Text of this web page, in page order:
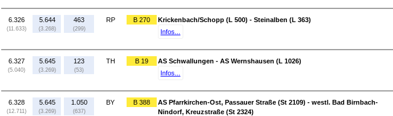
6.326
(11.633)
5.644
(3.268)
463
(299)
RP B 270
Krickenbach/Schopp (L 500) - Steinalben (L 363)
Infos...
6.327
(5.040)
5.645
(3.269)
123
(53)
TH B 19
AS Schwallungen - AS Wernshausen (L 1026)
Infos...
6.328
(12.711)
5.645
(3.269)
1.050
(637)
BY B 388
AS Pfarrkirchen-Ost, Passauer Straße (St 2109) - westl. Bad Birnbach-
Nindorf, Kreuzstraße (St 2324)